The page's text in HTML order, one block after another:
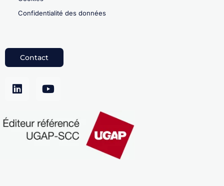
Confidentialité des données
Contact